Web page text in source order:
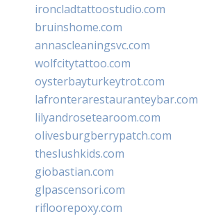
ironcladtattoostudio.com
bruinshome.com
annascleaningsvc.com
wolfcitytattoo.com
oysterbayturkeytrot.com
lafronterarestauranteybar.com
lilyandrosetearoom.com
olivesburgberrypatch.com
theslushkids.com
giobastian.com
glpascensori.com
rifloorepoxy.com